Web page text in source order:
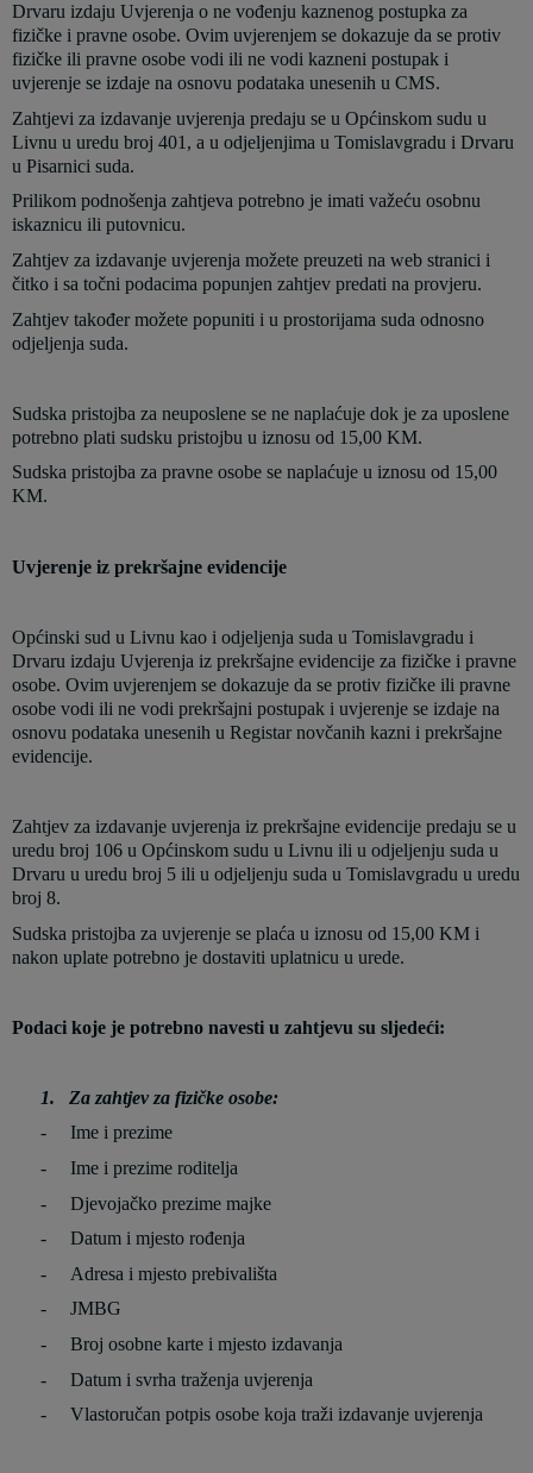
Drvaru izdaju Uvjerenja o ne vođenju kaznenog postupka za
fizičke i pravne osobe. Ovim uvjerenjem se dokazuje da se protiv
fizičke ili pravne osobe vodi ili ne vodi kazneni postupak i
uvjerenje se izdaje na osnovu podataka unesenih u CMS.
Zahtjevi za izdavanje uvjerenja predaju se u Općinskom sudu u
Livnu u uredu broj 401, a u odjeljenjima u Tomislavgradu i Drvaru
u Pisarnici suda.
Prilikom podnošenja zahtjeva potrebno je imati važeću osobnu
iskaznicu ili putovnicu.
Zahtjev za izdavanje uvjerenja možete preuzeti na web stranici i
čitko i sa točni podacima popunjen zahtjev predati na provjeru.
Zahtjev također možete popuniti i u prostorijama suda odnosno
odjeljenja suda.
Sudska pristojba za neuposlene se ne naplaćuje dok je za uposlene
potrebno plati sudsku pristojbu u iznosu od 15,00 KM.
Sudska pristojba za pravne osobe se naplaćuje u iznosu od 15,00
KM.
Uvjerenje iz prekršajne evidencije
Općinski sud u Livnu kao i odjeljenja suda u Tomislavgradu i
Drvaru izdaju Uvjerenja iz prekršajne evidencije za fizičke i pravne
osobe. Ovim uvjerenjem se dokazuje da se protiv fizičke ili pravne
osobe vodi ili ne vodi prekršajni postupak i uvjerenje se izdaje na
osnovu podataka unesenih u Registar novčanih kazni i prekršajne
evidencije.
Zahtjev za izdavanje uvjerenja iz prekršajne evidencije predaju se u
uredu broj 106 u Općinskom sudu u Livnu ili u odjeljenju suda u
Drvaru u uredu broj 5 ili u odjeljenju suda u Tomislavgradu u uredu
broj 8.
Sudska pristojba za uvjerenje se plaća u iznosu od 15,00 KM i
nakon uplate potrebno je dostaviti uplatnicu u urede.
Podaci koje je potrebno navesti u zahtjevu su sljedeći:
1.
Za zahtjev za fizičke osobe:
-
Ime i prezime
-
Ime i prezime roditelja
-
Djevojačko prezime majke
-
Datum i mjesto rođenja
-
Adresa i mjesto prebivališta
-
JMBG
-
Broj osobne karte i mjesto izdavanja
-
Datum i svrha traženja uvjerenja
-
Vlastoručan potpis osobe koja traži izdavanje uvjerenja